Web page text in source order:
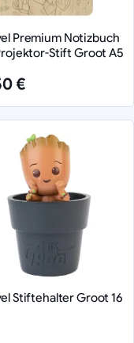
Premium Notizbuch
Stift Groot A5
€
Stiftehalter Groot 16